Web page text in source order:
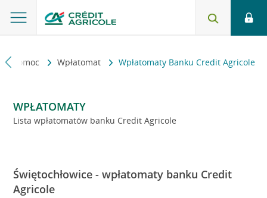
i pomoc Wpłatomat Wpłatomaty Banku Credit Agricole
WPŁATOMATY
Lista wpłatomatów banku Credit Agricole
Świętochłowice - wpłatomaty banku Credit
Agricole